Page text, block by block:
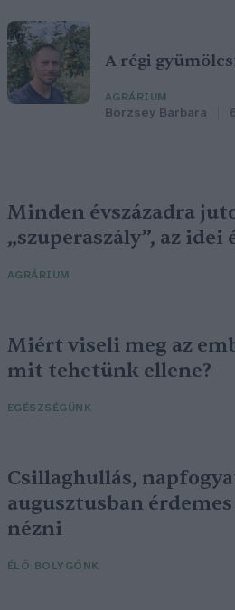
A régi
AGRÁRIUM
Börzsey Barbara
Minden évszázadra
„szuperaszály”, az idei
AGRÁRIUM
Miért viseli meg az
mit tehetünk ellene?
EGÉSZSÉGÜNK
Csillaghullás,
augusztusban érdemes
nézni
ÉLŐ BOLYGÓNK